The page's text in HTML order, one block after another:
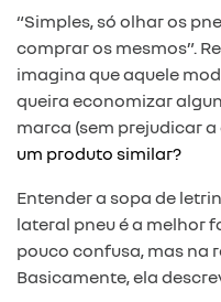
“Simples, só olhar os
comprar os mesmos”.
imagina que aquele
queira economizar
marca (sem prejudicar
um produto similar?
Entender a sopa de
lateral pneu é a melhor
pouco confusa, mas na
Basicamente, ela